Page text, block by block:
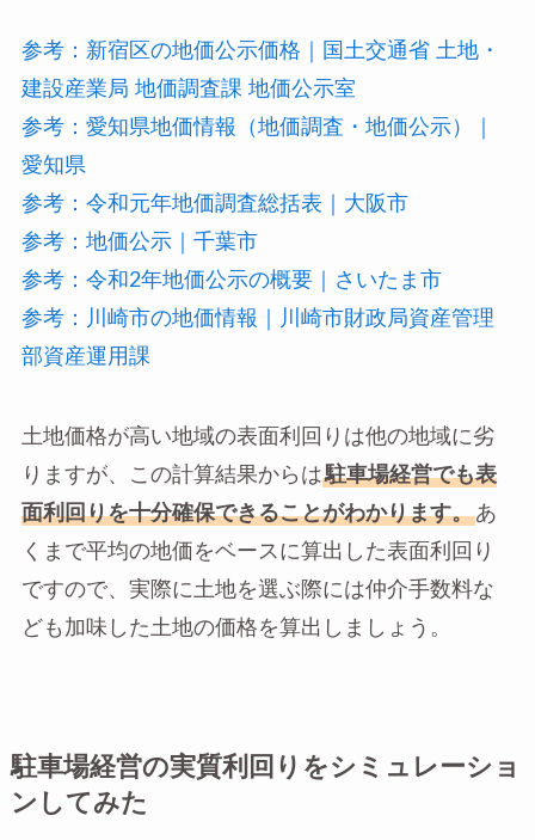
参考：新宿区の地価公示価格｜国土交通省 土地・
建設産業局 地価調査課 地価公示室
参考：愛知県地価情報（地価調査・地価公示）｜
愛知県
参考：令和元年地価調査総括表｜大阪市
参考：地価公示｜千葉市
参考：令和2年地価公示の概要｜さいたま市
参考：川崎市の地価情報｜川崎市財政局資産管理
部資産運用課
土地価格が高い地域の表面利回りは他の地域に劣
りますが、この計算結果からは駐車場経営でも表
面利回りを十分確保できることがわかります。あ
くまで平均の地価をベースに算出した表面利回り
ですので、実際に土地を選ぶ際には仲介手数料な
ども加味した土地の価格を算出しましょう。
駐車場経営の実質利回りをシミュレーショ
ンしてみた